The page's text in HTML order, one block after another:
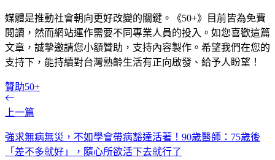
媒體是推動社會朝向更好改變的關鍵。《50+》目前皆為免費
閱讀，然而網站運作需要不同專業人員的投入。如您喜歡這篇
文章，誠摯邀請您小額贊助，支持內容製作。希望我們在您的
支持下，能持續對台灣熟齡生活有正向啟發、給予人盼望！
贊助50+
上一篇
強求無病無災，不如學會帶病豁達活著！90歲醫師：75歲後
「差不多就好」，隨心所欲活下去就行了